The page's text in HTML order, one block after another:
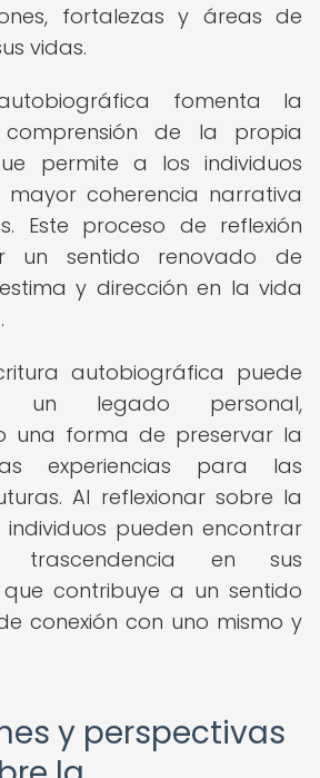
fortalezas y áreas de
vidas.
fomenta la
de la propia
permite a los individuos
coherencia narrativa
Este proceso de reflexión
un sentido renovado de
y dirección en la vida
autobiográfica puede
un legado personal,
una forma de preservar la
experiencias para las
Al reflexionar sobre la
pueden encontrar
trascendencia en sus
que contribuye a un sentido
conexión con uno mismo y
y perspectivas